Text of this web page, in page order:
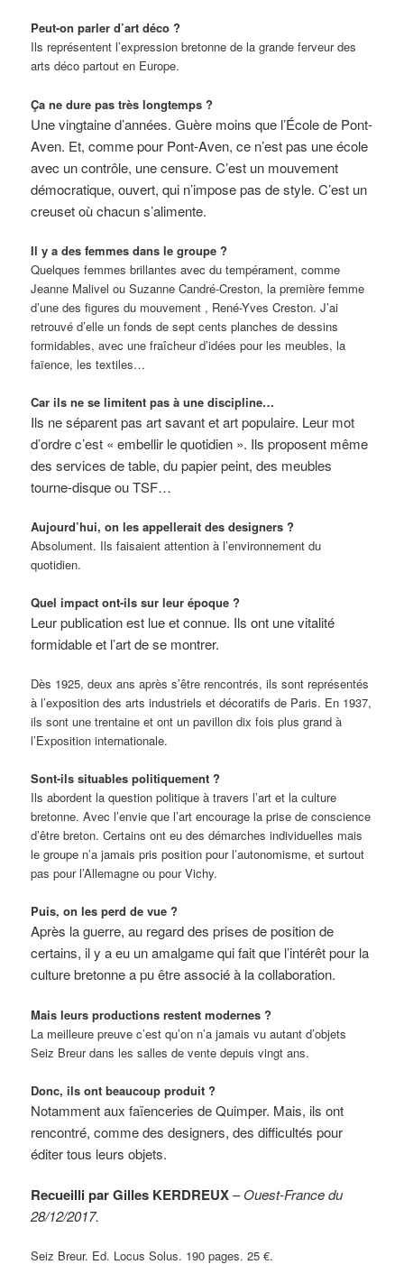
Peut-on parler d’art déco ?
Ils représentent l’expression bretonne de la grande ferveur des
arts déco partout en Europe.
Ça ne dure pas très longtemps ?
Une vingtaine d’années. Guère moins que l’École de Pont-
Aven. Et, comme pour Pont-Aven, ce n’est pas une école
avec un contrôle, une censure. C’est un mouvement
démocratique, ouvert, qui n’impose pas de style. C’est un
creuset où chacun s’alimente.
Il y a des femmes dans le groupe ?
Quelques femmes brillantes avec du tempérament, comme
Jeanne Malivel ou Suzanne Candré-Creston, la première femme
d’une des figures du mouvement , René-Yves Creston. J’ai
retrouvé d’elle un fonds de sept cents planches de dessins
formidables, avec une fraîcheur d’idées pour les meubles, la
faïence, les textiles…
Car ils ne se limitent pas à une discipline…
Ils ne séparent pas art savant et art populaire. Leur mot
d’ordre c’est « embellir le quotidien ». Ils proposent même
des services de table, du papier peint, des meubles
tourne-disque ou TSF…
Aujourd’hui, on les appellerait des designers ?
Absolument. Ils faisaient attention à l’environnement du
quotidien.
Quel impact ont-ils sur leur époque ?
Leur publication est lue et connue. Ils ont une vitalité
formidable et l’art de se montrer.
Dès 1925, deux ans après s’être rencontrés, ils sont représentés
à l’exposition des arts industriels et décoratifs de Paris. En 1937,
ils sont une trentaine et ont un pavillon dix fois plus grand à
l’Exposition internationale.
Sont-ils situables politiquement ?
Ils abordent la question politique à travers l’art et la culture
bretonne. Avec l’envie que l’art encourage la prise de conscience
d’être breton. Certains ont eu des démarches individuelles mais
le groupe n’a jamais pris position pour l’autonomisme, et surtout
pas pour l’Allemagne ou pour Vichy.
Puis, on les perd de vue ?
Après la guerre, au regard des prises de position de
certains, il y a eu un amalgame qui fait que l’intérêt pour la
culture bretonne a pu être associé à la collaboration.
Mais leurs productions restent modernes ?
La meilleure preuve c’est qu’on n’a jamais vu autant d’objets
Seiz Breur dans les salles de vente depuis vingt ans.
Donc, ils ont beaucoup produit ?
Notamment aux faïenceries de Quimper. Mais, ils ont
rencontré, comme des designers, des difficultés pour
éditer tous leurs objets.
Recueilli par Gilles KERDREUX–Ouest-France du
28/12/2017.
Seiz Breur. Ed. Locus Solus. 190 pages. 25 €.